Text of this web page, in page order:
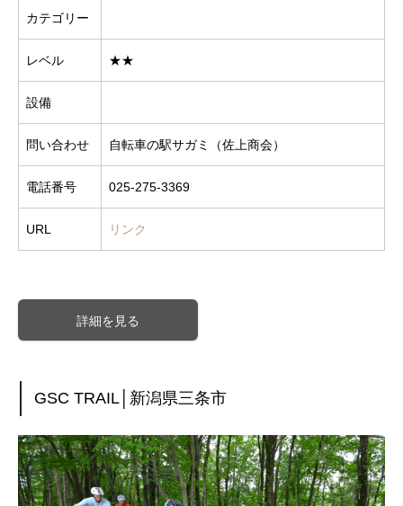
カテゴリー
レベル ★★
設備
問い合わせ 自転車の駅サガミ（佐上商会）
電話番号 025-275-3369
URL リンク
詳細を見る
GSC TRAIL│新潟県三条市